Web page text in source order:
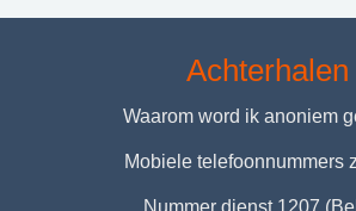
Achterhalen
Waarom word ik anoniem
Mobiele telefoonnummers
Nummer dienst 1207